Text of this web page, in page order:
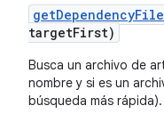
getDependencyFile
targetFirst)
Busca un archivo de
nombre y si es un
búsqueda más rápida).